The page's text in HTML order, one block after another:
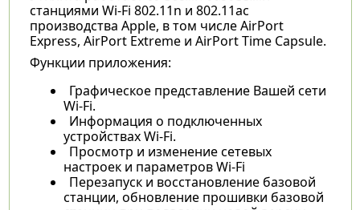
станциями Wi-Fi 802.11n и 802.11ac
производства Apple, в том числе AirPort
Express, AirPort Extreme и AirPort Time Capsule.
Функции приложения:
Графическое представление Вашей сети
Wi-Fi.
Информация о подключенных
устройствах Wi-Fi.
Просмотр и изменение сетевых
настроек и параметров Wi-Fi
Перезапуск и восстановление базовой
станции, обновление прошивки базовой